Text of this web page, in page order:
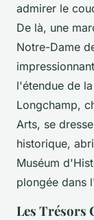
admirer le
De là, une
Notre-Dame
l'étendue de
Longchamp,
Arts, se
historique,
Muséum
plongée dans
Les Trésors